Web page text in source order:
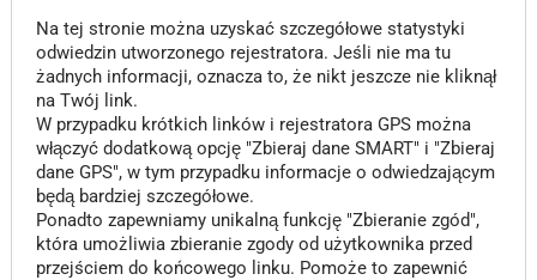
Na tej stronie można uzyskać szczegółowe statystyki
odwiedzin utworzonego rejestratora. Jeśli nie ma tu
żadnych informacji, oznacza to, że nikt jeszcze nie kliknął
na Twój link.
W przypadku krótkich linków i rejestratora GPS można
włączyć dodatkową opcję "Zbieraj dane SMART" i "Zbieraj
dane GPS", w tym przypadku informacje o odwiedzającym
będą bardziej szczegółowe.
Ponadto zapewniamy unikalną funkcję "Zbieranie zgód",
która umożliwia zbieranie zgody od użytkownika przed
przejściem do końcowego linku. Pomoże to zapewnić